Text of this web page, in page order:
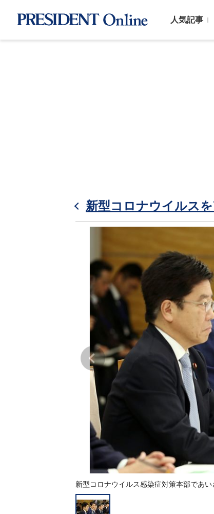
人気記事
新型コロナウイルス
新型コロナウイルス感染症対策本部であ